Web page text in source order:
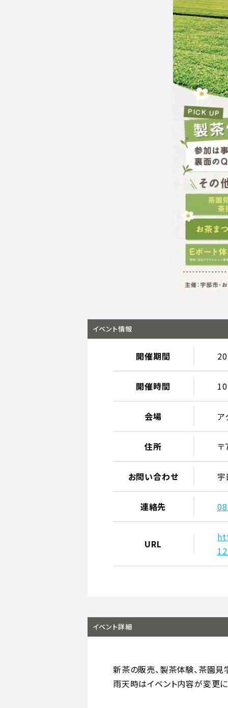
イベント情報
開催期間
開催時間
会場 ア
住所
お問い合わせ
連絡先
URL
イベント詳細
新茶の販売、製茶体験、茶園見
雨天時はイベント内容が変更